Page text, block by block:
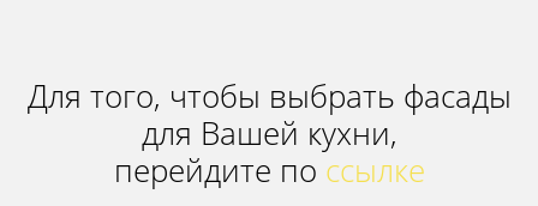
Для того, чтобы выбрать фасады
для Вашей кухни,
перейдите по ссылке